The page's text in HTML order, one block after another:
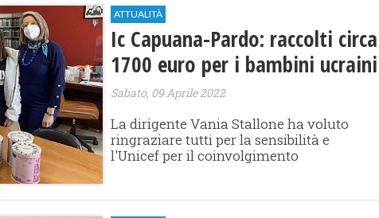
ATTUALITÀ
Ic Capuana-Pardo: raccolti circa
1700 euro per i bambini ucraini
Sabato, 09 Aprile 2022
La dirigente Vania Stallone ha voluto
ringraziare tutti per la sensibilità e
l'Unicef per il coinvolgimento